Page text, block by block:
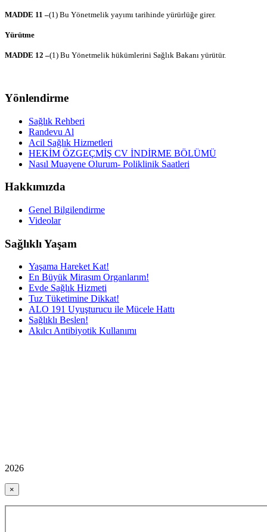
MADDE 11 –(1) Bu Yönetmelik yayımı tarihinde yürürlüğe girer.
Yürütme
MADDE 12 –(1) Bu Yönetmelik hükümlerini Sağlık Bakanı yürütür.
Yönlendirme
Sağlık Rehberi
Randevu Al
Acil Sağlık Hizmetleri
HEKİM ÖZGEÇMİŞ CV İNDİRME BÖLÜMÜ
Nasıl Muayene Olurum- Poliklinik Saatleri
Hakkımızda
Genel Bilgilendirme
Videolar
Sağlıklı Yaşam
Yaşama Hareket Kat!
En Büyük Mirasım Organlarım!
Evde Sağlık Hizmeti
Tuz Tüketimine Dikkat!
ALO 191 Uyuşturucu ile Mücele Hattı
Sağlıklı Beslen!
Akılcı Antibiyotik Kullanımı
2026
×